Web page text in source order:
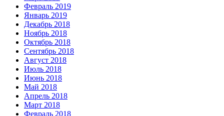
Февраль 2019
Январь 2019
Декабрь 2018
Ноябрь 2018
Октябрь 2018
Сентябрь 2018
Август 2018
Июль 2018
Июнь 2018
Май 2018
Апрель 2018
Март 2018
Февраль 2018